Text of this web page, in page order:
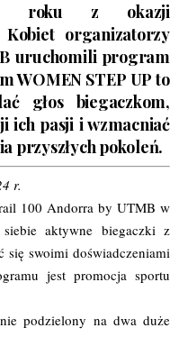
roku z okazji
organizatorzy
uruchomili program
WOMEN STEP UP to
głos biegaczkom,
ich pasji i wzmacniać
przyszłych pokoleń.
r.
100 Andorra by UTMB w
aktywne biegaczki z
się swoimi doświadczeniami
jest promocja sportu
podzielony na dwa duże